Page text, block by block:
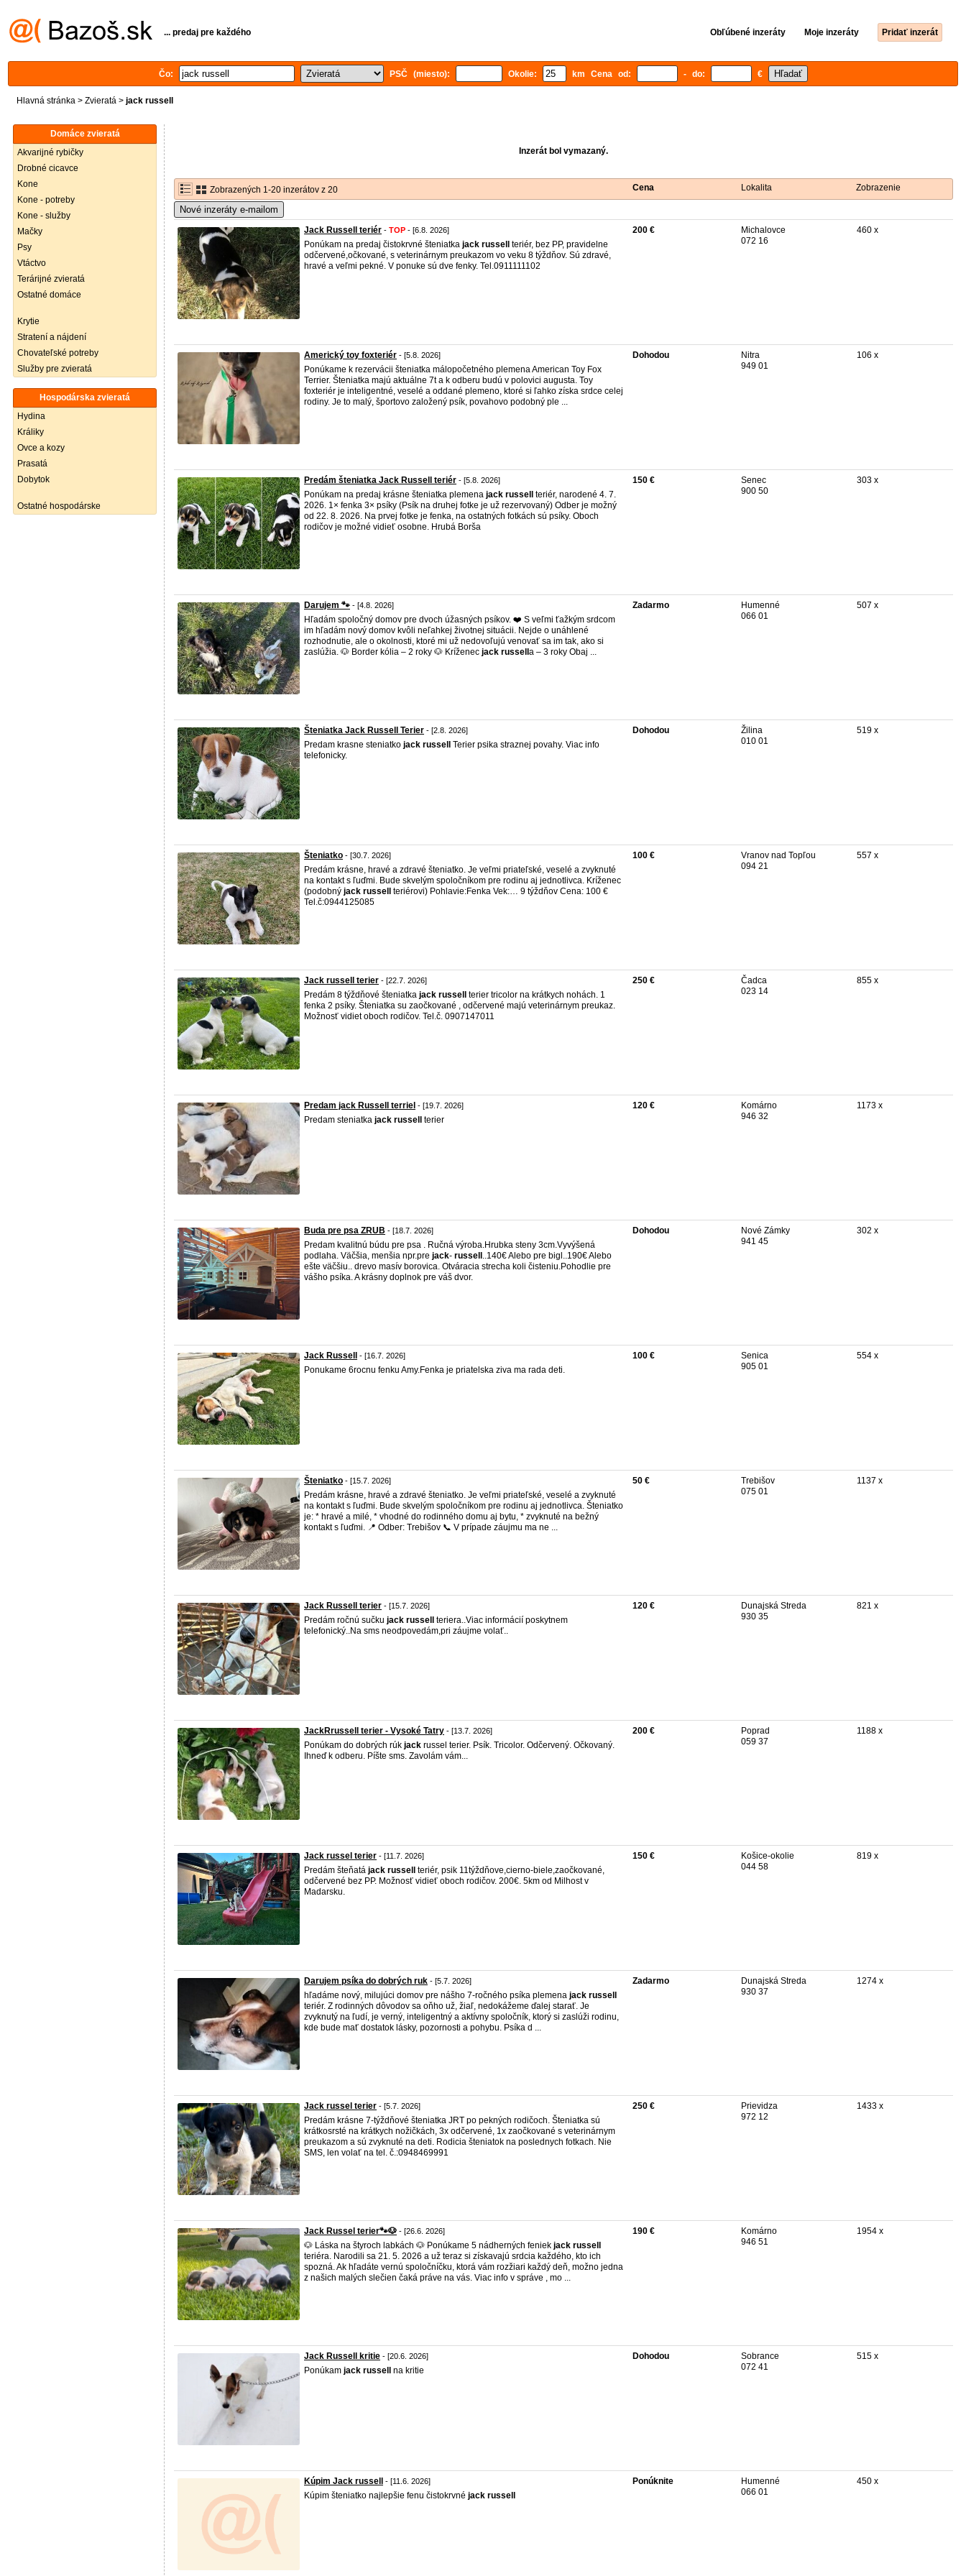
... predaj pre každého Obľúbené inzeráty Moje inzeráty Pridať inzerát
Čo: PSČ (miesto): Okolie: km Cena od: - do: €
Hlavná stránka > Zvieratá > jack russell
Domáce zvieratá
Akvarijné rybičky
Drobné cicavce
Kone
Kone - potreby
Kone - služby
Mačky
Psy
Vtáctvo
Terárijné zvieratá
Ostatné domáce
Krytie
Stratení a nájdení
Chovateľské potreby
Služby pre zvieratá
Hospodárska zvieratá
Hydina
Králiky
Ovce a kozy
Prasatá
Dobytok
Ostatné hospodárske
Inzerát bol vymazaný.
Zobrazených 1-20 inzerátov z 20 Cena Lokalita Zobrazenie
Nové inzeráty e-mailom
Jack Russell teriér - TOP - [6.8. 2026]
Ponúkam na predaj čistokrvné šteniatka jack russell
teriér, bez PP, pravidelne
odčervené,očkované, s veterinárnym preukazom vo veku 8 týždňov. Sú zdravé,
hravé a veľmi pekné. V ponuke sú dve fenky. Tel.0911111102
200 €
Michalovce
072 16
460 x
Americký toy foxteriér - [5.8. 2026]
Ponúkame k rezervácii šteniatka málopočetného plemena American Toy Fox
Terrier. Šteniatka majú aktuálne 7t a k odberu budú v polovici augusta. Toy
foxteriér je inteligentné, veselé a oddané plemeno, ktoré si ľahko získa srdce celej
rodiny. Je to malý, športovo založený psík, povahovo podobný ple ...
Dohodou
Nitra
949 01
106 x
Predám šteniatka Jack Russell teriér - [5.8. 2026]
Ponúkam na predaj krásne šteniatka plemena jack russell
teriér, narodené 4. 7.
2026. 1× fenka 3× psíky (Psík na druhej fotke je už rezervovaný) Odber je možný
od 22. 8. 2026. Na prvej fotke je fenka, na ostatných fotkách sú psíky. Oboch
rodičov je možné vidieť osobne. Hrubá Borša
150 €
Senec
900 50
303 x
Darujem 🐾 - [4.8. 2026]
Hľadám spoločný domov pre dvoch úžasných psíkov. ❤️ S veľmi ťažkým srdcom
im hľadám nový domov kvôli neľahkej životnej situácii. Nejde o unáhlené
rozhodnutie, ale o okolnosti, ktoré mi už nedovoľujú venovať sa im tak, ako si
zaslúžia. 🐶 Border kólia – 2 roky 🐶 Kríženec jack russell a – 3 roky Obaj ...
Zadarmo
Humenné
066 01
507 x
Šteniatka Jack Russell Terier - [2.8. 2026]
Predam krasne steniatko jack russell
Terier psika straznej povahy. Viac info
telefonicky.
Dohodou
Žilina
010 01
519 x
Šteniatko - [30.7. 2026]
Predám krásne, hravé a zdravé šteniatko. Je veľmi priateľské, veselé a zvyknuté
na kontakt s ľuďmi. Bude skvelým spoločníkom pre rodinu aj jednotlivca. Kríženec
(podobný jack russell
teriérovi) Pohlavie:Fenka Vek:… 9 týždňov Cena: 100 €
Tel.č:0944125085
100 €
Vranov nad Topľou
094 21
557 x
Jack russell terier - [22.7. 2026]
Predám 8 týždňové šteniatka jack russell
terier tricolor na krátkych nohách. 1
fenka 2 psíky. Šteniatka su zaočkované , odčervené majú veterinárnym preukaz.
Možnosť vidiet oboch rodičov. Tel.č. 0907147011
250 €
Čadca
023 14
855 x
Predam jack Russell terriel - [19.7. 2026]
Predam steniatka jack russell terier
120 €
Komárno
946 32
1173 x
Buda pre psa ZRUB - [18.7. 2026]
Predam kvalitnú búdu pre psa . Ručná výroba.Hrubka steny 3cm.Vyvýšená
podlaha. Väčšia, menšia npr.pre jack- russell ..140€ Alebo pre bigl..190€ Alebo
ešte väčšiu.. drevo masív borovica. Otváracia strecha koli čisteniu.Pohodlie pre
vášho psíka. A krásny doplnok pre váš dvor.
Dohodou
Nové Zámky
941 45
302 x
Jack Russell - [16.7. 2026]
Ponukame 6rocnu fenku Amy.Fenka je priatelska ziva ma rada deti.
100 €
Senica
905 01
554 x
Šteniatko - [15.7. 2026]
Predám krásne, hravé a zdravé šteniatko. Je veľmi priateľské, veselé a zvyknuté
na kontakt s ľuďmi. Bude skvelým spoločníkom pre rodinu aj jednotlivca. Šteniatko
je: * hravé a milé, * vhodné do rodinného domu aj bytu, * zvyknuté na bežný
kontakt s ľuďmi. 📍 Odber: Trebišov 📞 V prípade záujmu ma ne ...
50 €
Trebišov
075 01
1137 x
Jack Russell terier - [15.7. 2026]
Predám ročnú sučku jack russell
teriera..Viac informácií poskytnem
telefonický..Na sms neodpovedám,pri záujme volať..
120 €
Dunajská Streda
930 35
821 x
JackRrussell terier - Vysoké Tatry - [13.7. 2026]
Ponúkam do dobrých rúk jack russel terier. Psík. Tricolor. Odčervený. Očkovaný.
Ihneď k odberu. Píšte sms. Zavolám vám...
200 €
Poprad
059 37
1188 x
Jack russel terier - [11.7. 2026]
Predám šteňatá jack russell
teriér, psik 11týždňove,cierno-biele,zaočkované,
odčervené bez PP. Možnosť vidieť oboch rodičov. 200€. 5km od Milhost v
Madarsku.
150 €
Košice-okolie
044 58
819 x
Darujem psíka do dobrých ruk - [5.7. 2026]
hľadáme nový, milujúci domov pre nášho 7-ročného psíka plemena jack russell
teriér. Z rodinných dôvodov sa oňho už, žiaľ, nedokážeme ďalej starať. Je
zvyknutý na ľudí, je verný, inteligentný a aktívny spoločník, ktorý si zaslúži rodinu,
kde bude mať dostatok lásky, pozornosti a pohybu. Psíka d ...
Zadarmo
Dunajská Streda
930 37
1274 x
Jack russel terier - [5.7. 2026]
Predám krásne 7-týždňové šteniatka JRT po pekných rodičoch. Šteniatka sú
krátkosrsté na krátkych nožičkách, 3x odčervené, 1x zaočkované s veterinárnym
preukazom a sú zvyknuté na deti. Rodicia šteniatok na poslednych fotkach. Nie
SMS, len volať na tel. č.:0948469991
250 €
Prievidza
972 12
1433 x
Jack Russel terier🐾🐶 - [26.6. 2026]
🐶 Láska na štyroch labkách 🐶 Ponúkame 5 nádherných feniek jack russell
teriéra. Narodili sa 21. 5. 2026 a už teraz si získavajú srdcia každého, kto ich
spozná. Ak hľadáte vernú spoločníčku, ktorá vám rozžiari každý deň, možno jedna
z našich malých slečien čaká práve na vás. Viac info v správe , mo ...
190 €
Komárno
946 51
1954 x
Jack Russell kritie - [20.6. 2026]
Ponúkam jack russell na kritie
Dohodou
Sobrance
072 41
515 x
Kúpim Jack russell - [11.6. 2026]
Kúpim šteniatko najlepšie fenu čistokrvné jack russell
Ponúknite
Humenné
066 01
450 x